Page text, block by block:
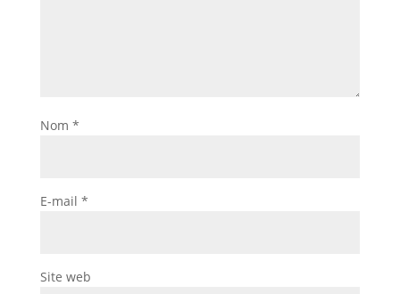
Nom *
E-mail *
Site web